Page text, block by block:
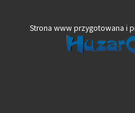
Strona www przygotowana i